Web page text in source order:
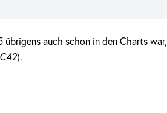
übrigens auch schon in den Charts war,
).